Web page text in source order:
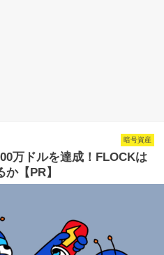
暗号資産
万ドルを達成！FLOCKは
【PR】